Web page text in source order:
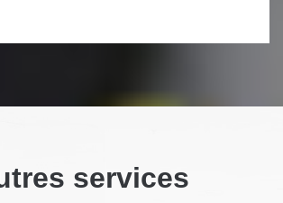
services